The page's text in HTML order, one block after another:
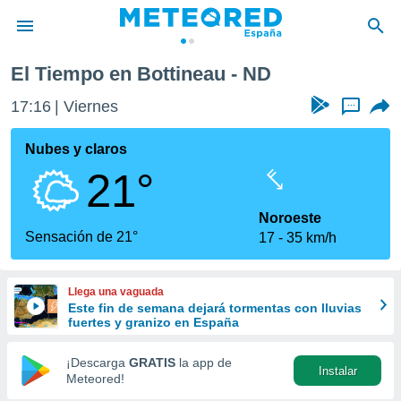
de
por
que se
calidad.
a este
las
y
forma
digital
basada
El Tiempo en Bottineau - ND
17:16 Viernes ...
Nubes y claros
21°
Sensación de 21°
Noroeste
17
35 km/h
Llega una vaguada
Este fin de semana dejará tormentas con lluvias
fuertes y granizo en España
¡Descarga GRATIS la app de
Meteored!
Instalar